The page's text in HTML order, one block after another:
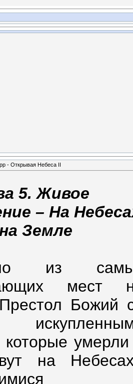
- Открывая Небеса II
5. Живое
– На
Земле
из
мест
Божий
на